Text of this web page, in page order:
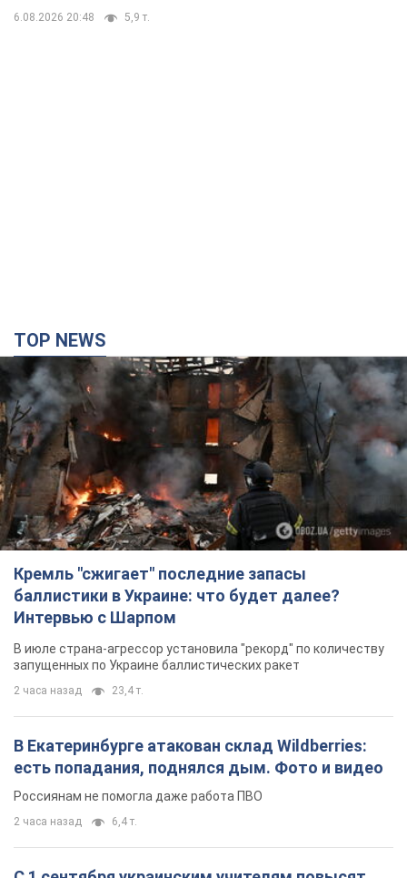
6.08.2026 20:48 5,9 т.
TOP NEWS
Кремль "сжигает" последние запасы
баллистики в Украине: что будет далее?
Интервью с Шарпом
В июле страна-агрессор установила "рекорд" по количеству
запущенных по Украине баллистических ракет
2 часа назад 23,4 т.
В Екатеринбурге атакован склад Wildberries:
есть попадания, поднялся дым. Фото и видео
Россиянам не помогла даже работа ПВО
2 часа назад 6,4 т.